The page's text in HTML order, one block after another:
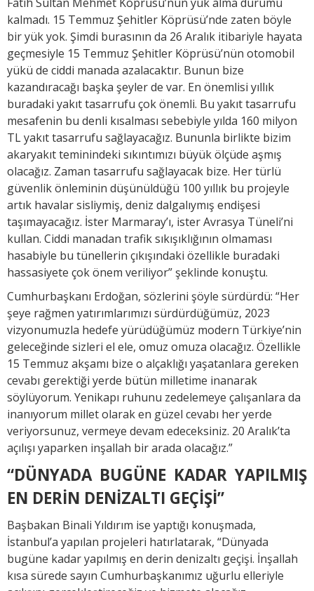
kalmadı. 15 Temmuz Şehitler Köprüsü’nde zaten böyle
bir yük yok. Şimdi burasının da 26 Aralık itibariyle hayata
geçmesiyle 15 Temmuz Şehitler Köprüsü’nün otomobil
yükü de ciddi manada azalacaktır. Bunun bize
kazandıracağı başka şeyler de var. En önemlisi yıllık
buradaki yakıt tasarrufu çok önemli. Bu yakıt tasarrufu
mesafenin bu denli kısalması sebebiyle yılda 160 milyon
TL yakıt tasarrufu sağlayacağız. Bununla birlikte bizim
akaryakıt teminindeki sıkıntımızı büyük ölçüde aşmış
olacağız. Zaman tasarrufu sağlayacak bize. Her türlü
güvenlik önleminin düşünüldüğü 100 yıllık bu projeyle
artık havalar sisliymiş, deniz dalgalıymış endişesi
taşımayacağız. İster Marmaray’ı, ister Avrasya Tüneli’ni
kullan. Ciddi manadan trafik sıkışıklığının olmaması
hasabiyle bu tünellerin çıkışındaki özellikle buradaki
hassasiyete çok önem veriliyor” şeklinde konuştu.
Cumhurbaşkanı Erdoğan, sözlerini şöyle sürdürdü: “Her
şeye rağmen yatırımlarımızı sürdürdüğümüz, 2023
vizyonumuzla hedefe yürüdüğümüz modern Türkiye’nin
geleceğinde sizleri el ele, omuz omuza olacağız. Özellikle
15 Temmuz akşamı bize o alçaklığı yaşatanlara gereken
cevabı gerektiği yerde bütün milletime inanarak
söylüyorum. Yenikapı ruhunu zedelemeye çalışanlara da
inanıyorum millet olarak en güzel cevabı her yerde
veriyorsunuz, vermeye devam edeceksiniz. 20 Aralık’ta
açılışı yaparken inşallah bir arada olacağız.”
“DÜNYADA BUGÜNE KADAR YAPILMIŞ
EN DERİN DENİZALTI GEÇİŞİ”
Başbakan Binali Yıldırım ise yaptığı konuşmada,
İstanbul’a yapılan projeleri hatırlatarak, “Dünyada
bugüne kadar yapılmış en derin denizaltı geçişi. İnşallah
kısa sürede sayın Cumhurbaşkanımız uğurlu elleriyle